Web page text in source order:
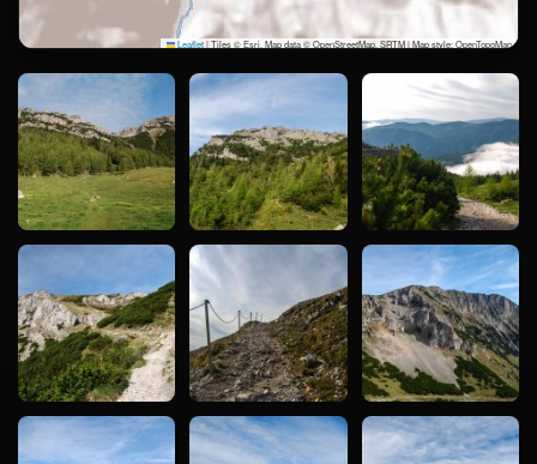
Leaflet|Tiles © Esri, Map data © OpenStreetMap, SRTM | Map style: OpenTopoMap